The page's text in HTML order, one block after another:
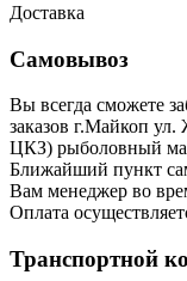
Доставка
Самовывоз
Вы всегда сможете
заказов г.Майкоп
ЦКЗ) рыболовный
Ближайший пункт
Вам менеджер во
Оплата
Транспортной